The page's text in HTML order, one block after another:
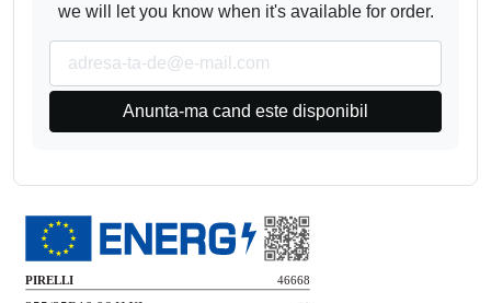
we will let you know when it's available for order.
Anunta-ma cand este disponibil